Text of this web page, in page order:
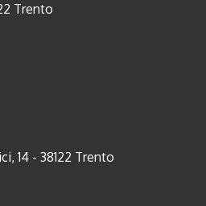
Trento
14 - 38122 Trento